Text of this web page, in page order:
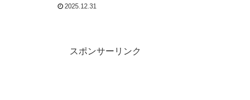
2025.12.31
スポンサーリンク